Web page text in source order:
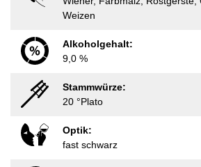
Weizen
Alkoholgehalt:
9,0 %
Stammwürze:
20 °Plato
Optik:
fast schwarz